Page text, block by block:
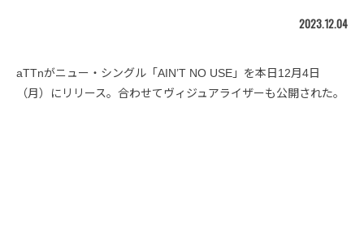
2023.12.04
aTTnがニュー・シングル「AIN’T NO USE」を本日12月4日
（月）にリリース。合わせてヴィジュアライザーも公開された。